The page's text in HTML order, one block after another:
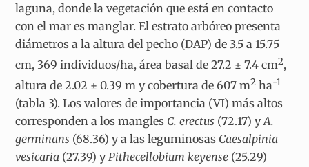
laguna, donde la vegetación que está en contacto
con el mar es manglar. El estrato arbóreo presenta
diámetros a la altura del pecho (DAP) de 3.5 a 15.75
cm, 369 individuos/ha, área basal de 27.2 ± 7.4 cm2,
altura de 2.02 ± 0.39 m y cobertura de 607 m2 ha-1
(tabla 3). Los valores de importancia (VI) más altos
corresponden a los mangles C. erectus (72.17) yA.
germinans (68.36) y a las leguminosas Caesalpinia
vesicaria (27.39) yPithecellobium keyense (25.29)